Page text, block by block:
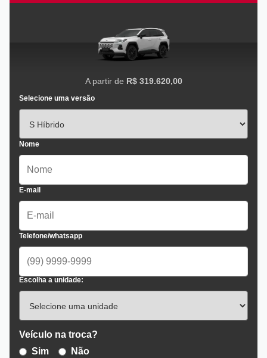
A partir de R$ 319.620,00
Selecione uma versão
Nome
E-mail
Telefone/whatsapp
Escolha a unidade:
Veículo na troca?
Sim
Não